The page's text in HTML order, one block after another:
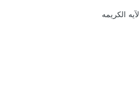
الكريمه